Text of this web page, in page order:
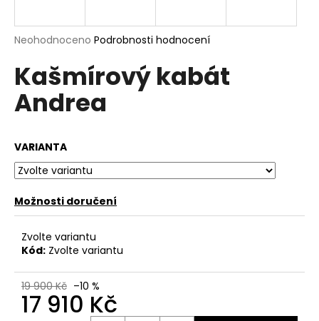
Průměrné
produktu
je
0,0
z
Neohodnoceno Podrobnosti hodnocení
Kašmírový kabát
Andrea
VARIANTA
Možnosti doručení
Zvolte variantu
Kód: Zvolte variantu
19 900 Kč –10 %
17 910 Kč
j
t
?
HLEDAT
o
p
o